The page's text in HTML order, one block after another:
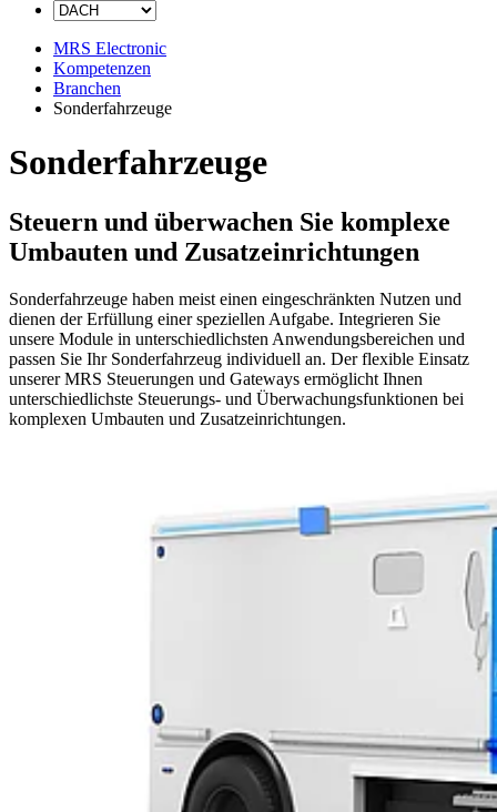
MRS Electronic
Kompetenzen
Branchen
Sonderfahrzeuge
Sonderfahrzeuge
Steuern und überwachen Sie komplexe
Umbauten und Zusatzeinrichtungen
Sonderfahrzeuge haben meist einen eingeschränkten Nutzen und
dienen der Erfüllung einer speziellen Aufgabe. Integrieren Sie
unsere Module in unterschiedlichsten Anwendungsbereichen und
passen Sie Ihr Sonderfahrzeug individuell an. Der flexible Einsatz
unserer MRS Steuerungen und Gateways ermöglicht Ihnen
unterschiedlichste Steuerungs- und Überwachungsfunktionen bei
komplexen Umbauten und Zusatzeinrichtungen.